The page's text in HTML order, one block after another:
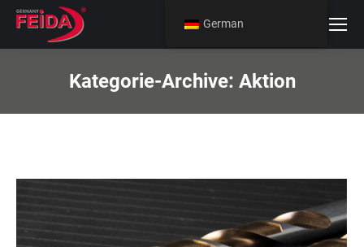
Kategorie-Archive: Aktion
German